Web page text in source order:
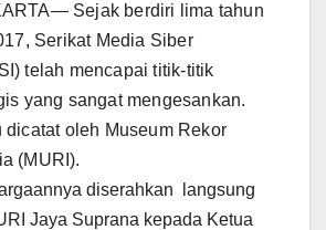
Sejak berdiri lima tahun
Serikat Media Siber
telah mencapai titik-titik
yang sangat mengesankan.
dicatat oleh Museum Rekor
(MURI).
diserahkan langsung
Jaya Suprana kepada Ketua